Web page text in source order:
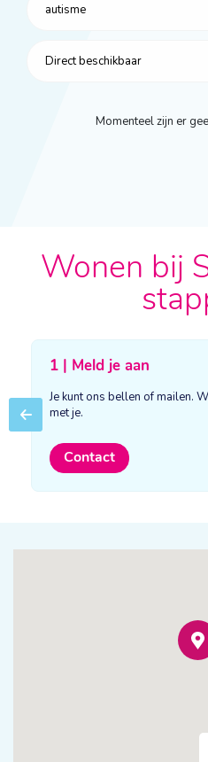
autisme
Direct beschikbaar
Momenteel zijn er
Wonen bij
Previous
1 | Meld je aan
Je kunt ons bellen of mailen.
met je.
Contact